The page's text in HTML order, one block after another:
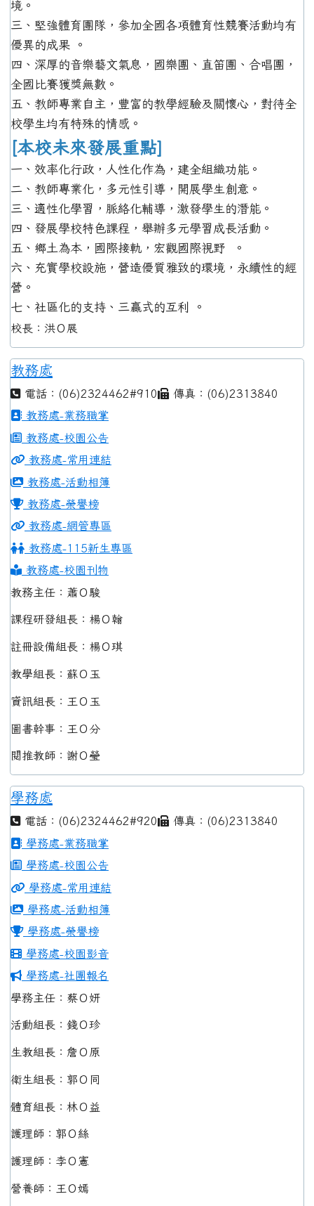
境。
三、堅強體育團隊，參加全國各項體育性競賽活動均有
優異的成果 。
四、深厚的音樂藝文氣息，國樂團、直笛團、合唱團，
全國比賽獲獎無數。
五、教師專業自主，豐富的教學經驗及關懷心，對待全
校學生均有特殊的情感。
[本校未來發展重點]
一、效率化行政，人性化作為，建全組織功能。
二、教師專業化，多元性引導，開展學生創意。
三、適性化學習，脈絡化輔導，激發學生的潛能。
四、發展學校特色課程，舉辦多元學習成長活動。
五、鄉土為本，國際接軌，宏觀國際視野 。
六、充實學校設施，營造優質雅致的環境，永續性的經
營。
七、社區化的支持、三贏式的互利 。
校長：洪Ｏ展
教務處
電話：(06)2324462#910
傳真：(06)2313840
教務處-業務職掌
教務處-校園公告
教務處-常用連結
教務處-活動相簿
教務處-榮譽榜
教務處-網管專區
教務處-115新生專區
教務處-校園刊物
教務主任：蕭Ｏ駿
課程研發組長：楊Ｏ翰
註冊設備組長：楊Ｏ琪
教學組長：蘇Ｏ玉
資訊組長：王Ｏ玉
圖書幹事：王Ｏ分
閱推教師：謝Ｏ瑩
學務處
電話：(06)2324462#920
傳真：(06)2313840
學務處-業務職掌
學務處-校園公告
學務處-常用連結
學務處-活動相簿
學務處-榮譽榜
學務處-校園影音
學務處-社團報名
學務主任：蔡Ｏ妍
活動組長：錢Ｏ珍
生教組長：詹Ｏ原
衛生組長：郭Ｏ同
體育組長：林Ｏ益
護理師：郭Ｏ絲
護理師：李Ｏ憲
營養師：王Ｏ嫣